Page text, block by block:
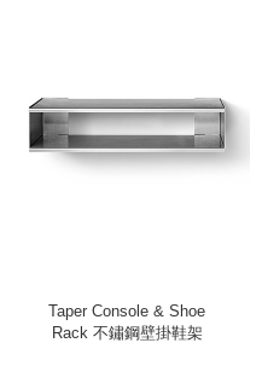
Taper Console & Shoe
Rack 不鏽鋼壁掛鞋架